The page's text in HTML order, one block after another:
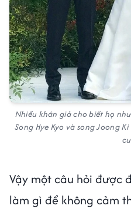
Nhiều khán giả cho biết họ
Song Hye Kyo và song Joong
Vậy một câu hỏi được
làm gì để không cảm